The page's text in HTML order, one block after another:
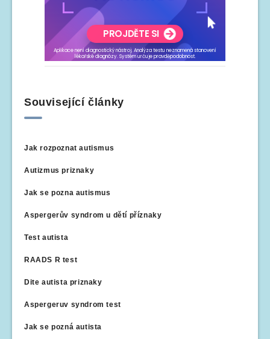
Související články
Jak rozpoznat autismus
Autizmus priznaky
Jak se pozna autismus
Aspergerův syndrom u dětí příznaky
Test autista
RAADS R test
Dite autista priznaky
Aspergeruv syndrom test
Jak se pozná autista